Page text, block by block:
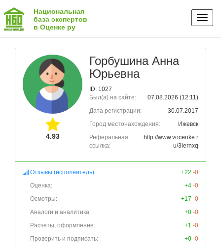
Национальная
база экспертов
в Оценке ру
4.93
Горбушина Анна
Юрьевна
ID: 1027
Был(а) на сайте:
07.08.2026 (12:11)
Дата регистрации:
30.07.2017
Город местонахождения:
Ижевск
Реферальная
ссылка:
http://www.vocenke.r
u/3iernxq
Отзывы (исполнитель): +22 -0
Оценка:
+4 -0
Осмотры:
+17 -0
Аналоги и аналитика:
+0 -0
Расчеты, оформление:
+1 -0
Проверить и подписать:
+0 -0